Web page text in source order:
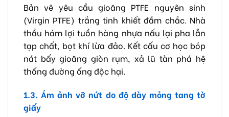
Bản vẽ yêu cầu gioăng PTFE nguyên sinh
(Virgin PTFE) trắng tinh khiết đầm chắc. Nhà
thầu hám lợi tuồn hàng nhựa nấu lại pha lẫn
tạp chất, bọt khí lừa đảo. Kết cấu cơ học bóp
nát bấy gioăng giòn rụm, xả lũ tàn phá hệ
thống đường ống độc hại.
1.3. Ám ảnh vỡ nứt do độ dày mỏng tang tờ
giấy